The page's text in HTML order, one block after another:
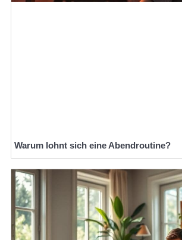
Warum lohnt sich eine Abendroutine?